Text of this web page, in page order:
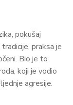
pokušaj
praksa je
Bio je to
koji je vodio
agresije.